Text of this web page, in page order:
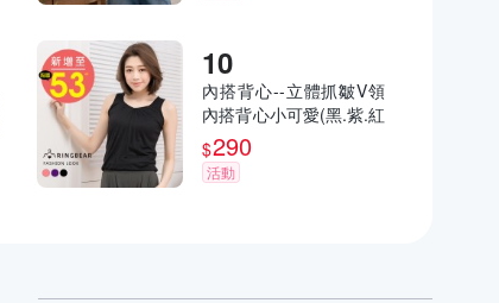
內搭背心--立體抓皺V領
內搭背心小可愛(黑.紫.紅
L-5L)-U411眼圈熊中大
尺碼
$290
活動